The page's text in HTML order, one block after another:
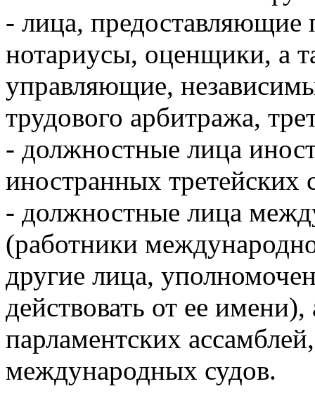
- лица, предоставляющие
нотариусы, оценщики, а
управляющие,
трудового арбитража,
- должностные лица
иностранных третейских
- должностные лица
(работники
другие лица,
действовать от ее
парламентских
международных судов.